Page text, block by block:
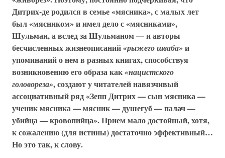
Дитрих-де родился в семье«мясника», с малых лет
был«мясником»и имел дело с«мясниками»,
Шульман, а вслед за Шульманом — и авторы
бесчисленных жизнеописаний«рыжего шваба»и
упоминаний о нем в разных книгах, способствуя
возникновению его образа как«нацистского
головореза», создают у читателей навязчивый
ассоциативный ряд«Зепп Дитрих — сын мясника —
ученик мясника — мясник — душегуб — палач —
убийца — кровопийца». Прием мало достойный, хотя,
к сожалению (для истины) достаточно эффективный…
Но это так, к слову.